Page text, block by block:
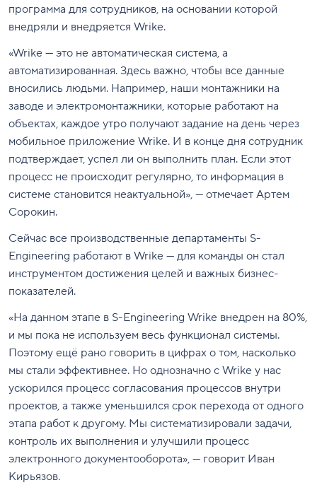
программа для сотрудников, на основании которой
внедряли и внедряется Wrike.
«Wrike — это не автоматическая система, а
автоматизированная. Здесь важно, чтобы все данные
вносились людьми. Например, наши монтажники на
заводе и электромонтажники, которые работают на
объектах, каждое утро получают задание на день через
мобильное приложение Wrike. И в конце дня сотрудник
подтверждает, успел ли он выполнить план. Если этот
процесс не происходит регулярно, то информация в
системе становится неактуальной», — отмечает Артем
Сорокин.
Сейчас все производственные департаменты S-
Engineering работают в Wrike — для команды он стал
инструментом достижения целей и важных бизнес-
показателей.
«На данном этапе в S-Engineering Wrike внедрен на 80%,
и мы пока не используем весь функционал системы.
Поэтому ещё рано говорить в цифрах о том, насколько
мы стали эффективнее. Но однозначно с Wrike у нас
ускорился процесс согласования процессов внутри
проектов, а также уменьшился срок перехода от одного
этапа работ к другому. Мы систематизировали задачи,
контроль их выполнения и улучшили процесс
электронного документооборота», — говорит Иван
Кирьязов.